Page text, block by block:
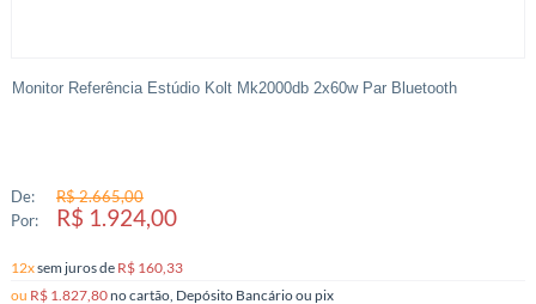
Monitor Referência Estúdio Kolt Mk2000db 2x60w Par Bluetooth
De:
R$ 2.665,00
Por:
R$ 1.924,00
12xsem jurosde R$ 160,33
ou R$ 1.827,80 no cartão, Depósito Bancário ou pix